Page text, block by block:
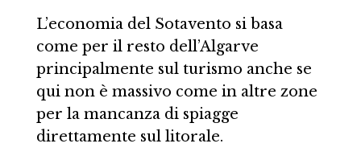
L’economia del Sotavento si basa
come per il resto dell’Algarve
principalmente sul turismo anche se
qui non è massivo come in altre zone
per la mancanza di spiagge
direttamente sul litorale.